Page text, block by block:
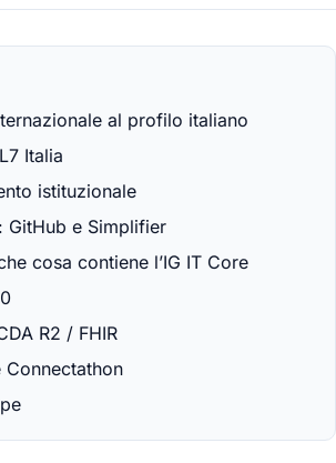
al profilo italiano
Italia
istituzionale
GitHub e Simplifier
cosa contiene l’IG IT Core
R2 / FHIR
Connectathon